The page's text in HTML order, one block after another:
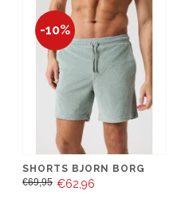
-10%
SHORTS BJORN BORG
€69,95 €62,96